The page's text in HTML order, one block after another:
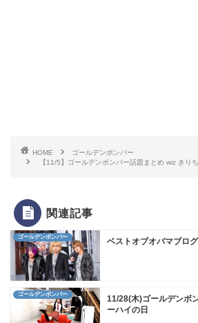
HOME
ゴールデンボンバー
【11/5】ゴールデンボンバー話題まとめ wiz きり
関連記事
ゴールデンボンバー ベストオブオバマブロ
ゴールデンボンバー
11/28(木)ゴールデンボ
ーハイの日